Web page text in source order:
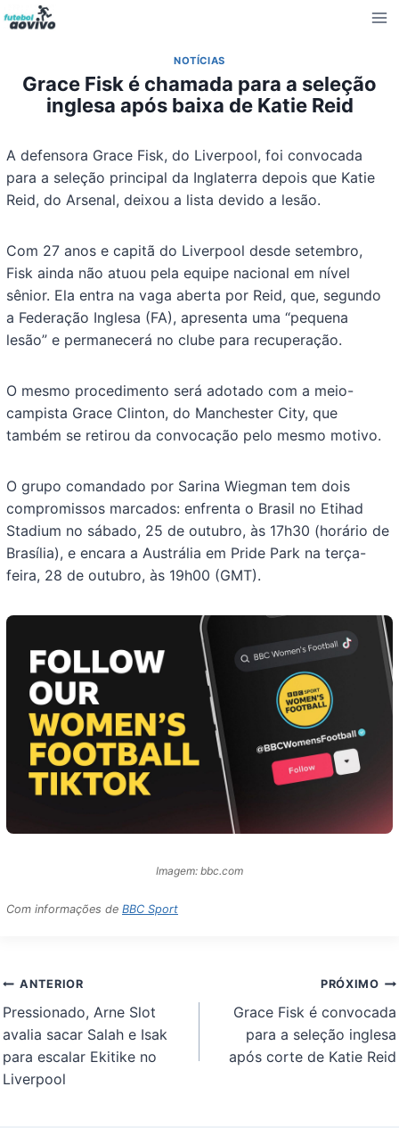
Pular
para
Conteúdo
NOTÍCIAS
Grace Fisk é chamada para a seleção
inglesa após baixa de Katie Reid
A defensora Grace Fisk, do Liverpool, foi convocada
para a seleção principal da Inglaterra depois que Katie
Reid, do Arsenal, deixou a lista devido a lesão.
Com 27 anos e capitã do Liverpool desde setembro,
Fisk ainda não atuou pela equipe nacional em nível
sênior. Ela entra na vaga aberta por Reid, que, segundo
a Federação Inglesa (FA), apresenta uma “pequena
lesão” e permanecerá no clube para recuperação.
O mesmo procedimento será adotado com a meio-
campista Grace Clinton, do Manchester City, que
também se retirou da convocação pelo mesmo motivo.
O grupo comandado por Sarina Wiegman tem dois
compromissos marcados: enfrenta o Brasil no Etihad
Stadium no sábado, 25 de outubro, às 17h30 (horário de
Brasília), e encara a Austrália em Pride Park na terça-
feira, 28 de outubro, às 19h00 (GMT).
Imagem: bbc.com
Com informações deBBC Sport
Navegação
de
Post
ANTERIOR
Pressionado, Arne Slot
avalia sacar Salah e Isak
para escalar Ekitike no
Liverpool
PRÓXIMO
Grace Fisk é convocada
para a seleção inglesa
após corte de Katie Reid